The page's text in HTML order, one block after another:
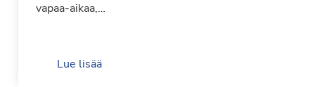
vapaa-aikaa,…
Lue lisää